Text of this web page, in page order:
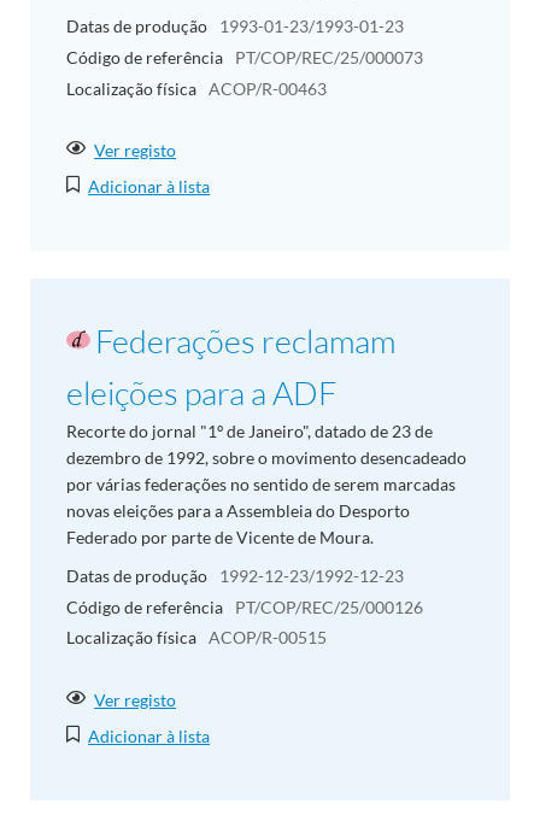
Datas de produção
1993-01-23/1993-01-23
Código de referência
PT/COP/REC/25/000073
Localização física ACOP/R-00463
Ver registo
Adicionar à lista
Federações reclamam
eleições para a ADF
Recorte do jornal "1º de Janeiro", datado de 23 de
dezembro de 1992, sobre o movimento desencadeado
por várias federações no sentido de serem marcadas
novas eleições para a Assembleia do Desporto
Federado por parte de Vicente de Moura.
Datas de produção
1992-12-23/1992-12-23
Código de referência
PT/COP/REC/25/000126
Localização física ACOP/R-00515
Ver registo
Adicionar à lista